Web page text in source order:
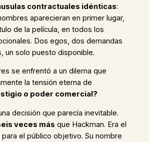
contractuales idénticas:
aparecieran en primer lugar,
de la película, en todos los
Dos egos, dos demandas
un solo puesto disponible.
se enfrentó a un dilema que
la tensión eterna de
o poder comercial?
decisión que parecía inevitable.
veces más que Hackman. Era el
el público objetivo. Su nombre